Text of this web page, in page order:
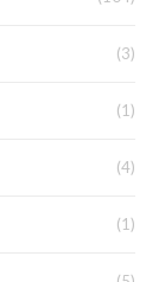
(3)
(1)
(4)
(1)